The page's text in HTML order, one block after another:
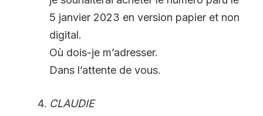
5 janvier 2023 en version papier et non
digital.
Où dois-je m’adresser.
Dans l’attente de vous.
CLAUDIE